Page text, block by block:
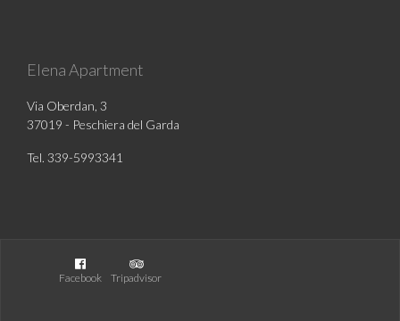
Elena Apartment
Via Oberdan, 3
37019 - Peschiera del Garda
Tel. 339-5993341
Facebook Tripadvisor